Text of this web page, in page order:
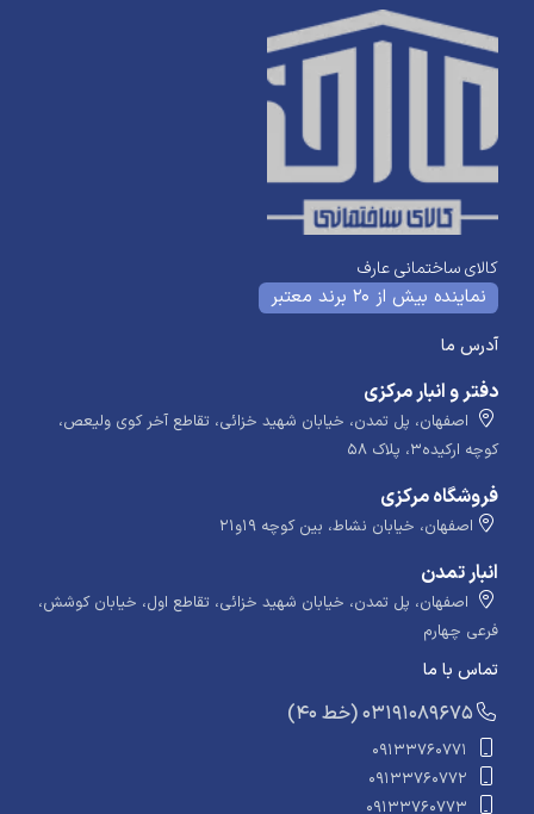
کالای ساختمانی عارف
نماینده بیش از 20 برند معتبر
آدرس ما
دفتر و انبار مرکزی
اصفهان، پل تمدن، خیابان شهید خزائی، تقاطع آخر کوی ولیعص،
کوچه ارکیده۳، پلاک ۵۸
فروشگاه مرکزی
اصفهان، خیابان نشاط، بین کوچه ۱۹و۲۱
انبار تمدن
اصفهان، پل تمدن، خیابان شهید خزائی، تقاطع اول، خیابان کوشش،
فرعی چهارم
تماس با ما
​​​ (40 خط) 03191089675
09133760771
09133760772
09133760773